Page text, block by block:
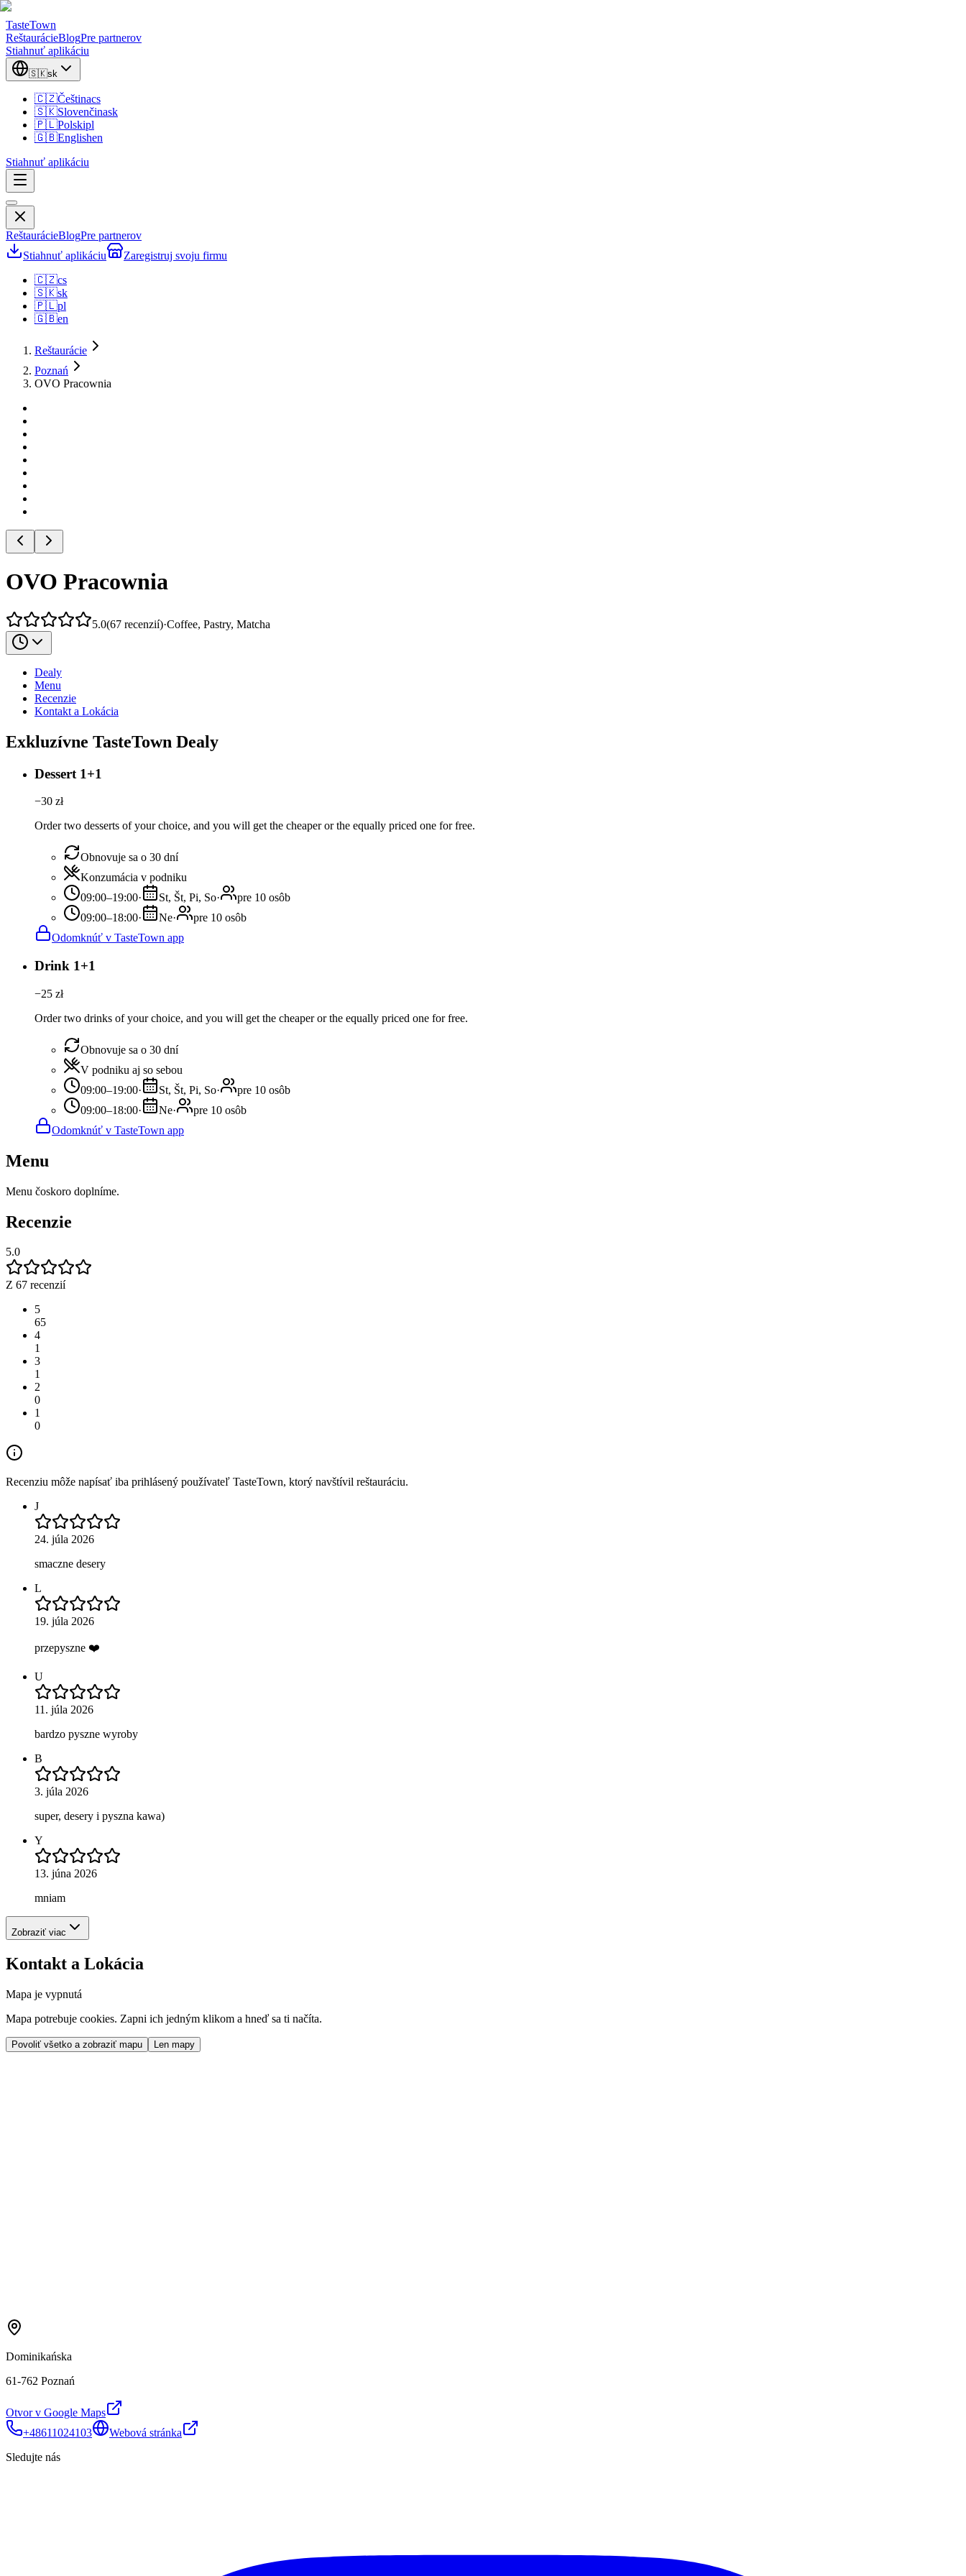
TasteTown
ReštaurácieBlogPre partnerov
Stiahnuť aplikáciu
🇸🇰sk
🇨🇿Češtinacs
🇸🇰Slovenčinask
🇵🇱Polskipl
🇬🇧Englishen
Stiahnuť aplikáciu
ReštaurácieBlogPre partnerov
Stiahnuť aplikáciu
Zaregistruj svoju firmu
🇨🇿cs
🇸🇰sk
🇵🇱pl
🇬🇧en
Reštaurácie
Poznań
OVO Pracownia
OVO Pracownia
5.0(67 recenzií)·Coffee, Pastry, Matcha
Dealy
Menu
Recenzie
Kontakt a Lokácia
Exkluzívne TasteTown Dealy
Dessert 1+1
−30 zł
Order two desserts of your choice, and you will get the cheaper or the equally priced one for free.
Obnovuje sa o 30 dní
Konzumácia v podniku
09:00–19:00· St, Št, Pi, So·
pre 10 osôb
09:00–18:00· Ne·
pre 10 osôb
Odomknúť v TasteTown app
Drink 1+1
−25 zł
Order two drinks of your choice, and you will get the cheaper or the equally priced one for free.
Obnovuje sa o 30 dní
V podniku aj so sebou
09:00–19:00· St, Št, Pi, So·
pre 10 osôb
09:00–18:00· Ne·
pre 10 osôb
Odomknúť v TasteTown app
Menu
Menu čoskoro doplníme.
Recenzie
5.0
Z 67 recenzií
5
65
4
1
3
1
2
0
1
0
Recenziu môže napísať iba prihlásený používateľ TasteTown, ktorý navštívil reštauráciu.
J
24. júla 2026
smaczne desery
L
19. júla 2026
przepyszne ❤️
U
11. júla 2026
bardzo pyszne wyroby
B
3. júla 2026
super, desery i pyszna kawa)
Y
13. júna 2026
mniam
Zobraziť viac
Kontakt a Lokácia
Mapa je vypnutá
Mapa potrebuje cookies. Zapni ich jedným klikom a hneď sa ti načíta.
Povoliť všetko a zobraziť mapu Len mapy
Dominikańska
61-762 Poznań
Otvor v Google Maps
+48611024103
Webová stránka
Sledujte nás